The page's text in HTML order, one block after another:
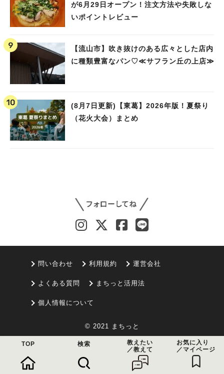
が6月29日オープン！注文方法や失敗しな
いポイントレビュー
【流山市】吹き抜けのある広々とした店内
に種類豊富なパン♡≪サフラン丘の上店≫
(8月7日更新)【東葛】2026年版！夏祭り
（花火大会）まとめ
問い合わせ 利用規約 運営会社
よくある質問 まちっと活用法
個人情報について
© 2021 まちっと
TOP 検索
教えたい
／教えて
お気に入り
／マイページ